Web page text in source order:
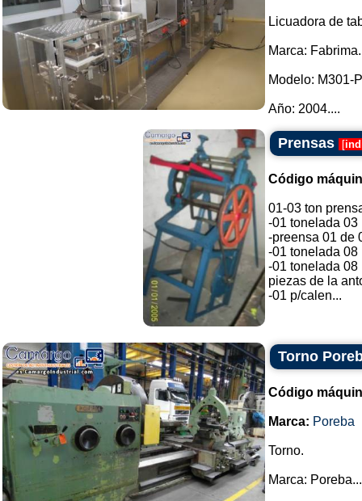
Licuadora de
Marca: Fabrima.
Modelo: M301-
Año: 2004....
Prensas [
Código
01-03 ton
-01 tonelada 03
-preensa 01 de
-01 tonelada 08
-01 tonelada 08
piezas de la
-01 p/calen...
Torno
Código
Marca: Poreba
Torno.
Marca: